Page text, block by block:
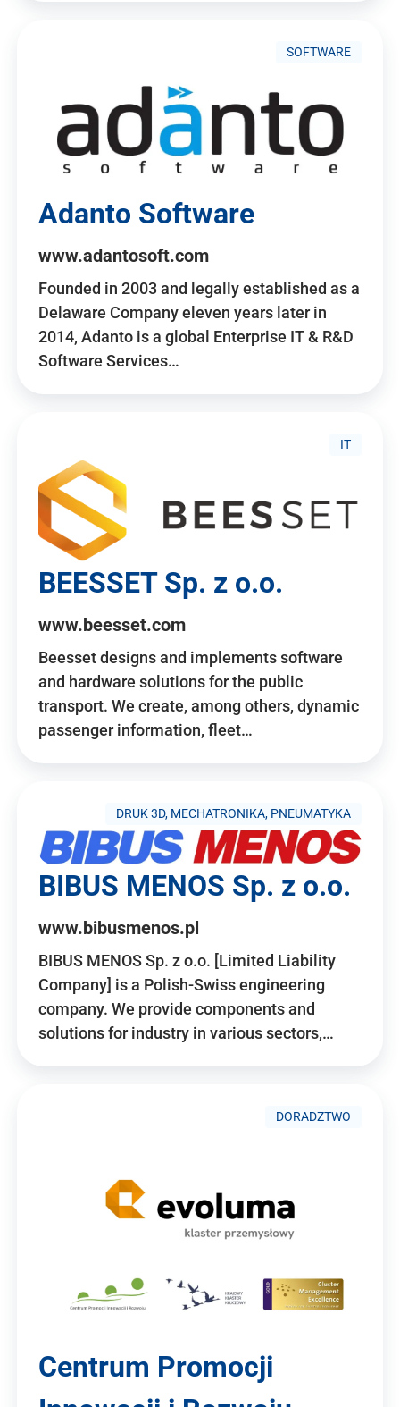
SOFTWARE
Adanto Software
www.adantosoft.com
Founded in 2003 and legally established as a
Delaware Company eleven years later in
2014, Adanto is a global Enterprise IT & R&D
Software Services…
IT
BEESSET Sp. z o.o.
www.beesset.com
Beesset designs and implements software
and hardware solutions for the public
transport. We create, among others, dynamic
passenger information, fleet…
DRUK 3D, MECHATRONIKA, PNEUMATYKA
BIBUS MENOS Sp. z o.o.
www.bibusmenos.pl
BIBUS MENOS Sp. z o.o. [Limited Liability
Company] is a Polish-Swiss engineering
company. We provide components and
solutions for industry in various sectors,…
DORADZTWO
Centrum Promocji